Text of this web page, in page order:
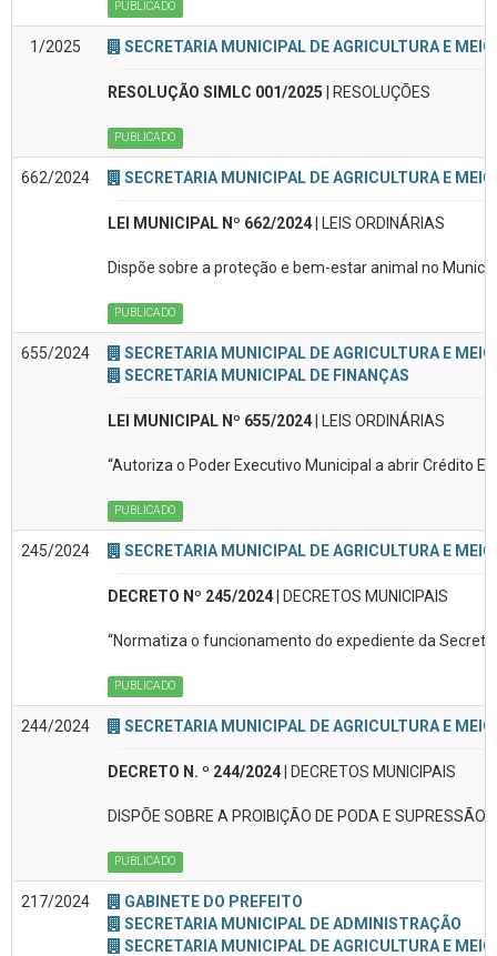
PUBLICADO
1/2025 SECRETARIA MUNICIPAL DE AGRICULTURA E
RESOLUÇÃO SIMLC 001/2025 | RESOLUÇÕES
PUBLICADO
662/2024 SECRETARIA MUNICIPAL DE AGRICULTURA E
LEI MUNICIPAL Nº 662/2024| LEIS ORDINÁRIAS
Dispõe sobre a proteção e bem-estar animal no
PUBLICADO
655/2024
SECRETARIA MUNICIPAL DE AGRICULTURA E
SECRETARIA MUNICIPAL DE FINANÇAS
LEI MUNICIPAL Nº 655/2024| LEIS ORDINÁRIAS
“Autoriza o Poder Executivo Municipal a abrir Crédito
PUBLICADO
245/2024 SECRETARIA MUNICIPAL DE AGRICULTURA E
DECRETO Nº 245/2024| DECRETOS MUNICIPAIS
“Normatiza o funcionamento do expediente da
PUBLICADO
244/2024 SECRETARIA MUNICIPAL DE AGRICULTURA E
DECRETO N. º 244/2024| DECRETOS MUNICIPAIS
DISPÕE SOBRE A PROIBIÇÃO DE PODA E
PUBLICADO
217/2024
GABINETE DO PREFEITO
SECRETARIA MUNICIPAL DE ADMINISTRAÇÃO
SECRETARIA MUNICIPAL DE AGRICULTURA E